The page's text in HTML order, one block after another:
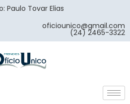
Paulo Tovar Elias
oficiounico@gmail.com
(24) 2465-3322